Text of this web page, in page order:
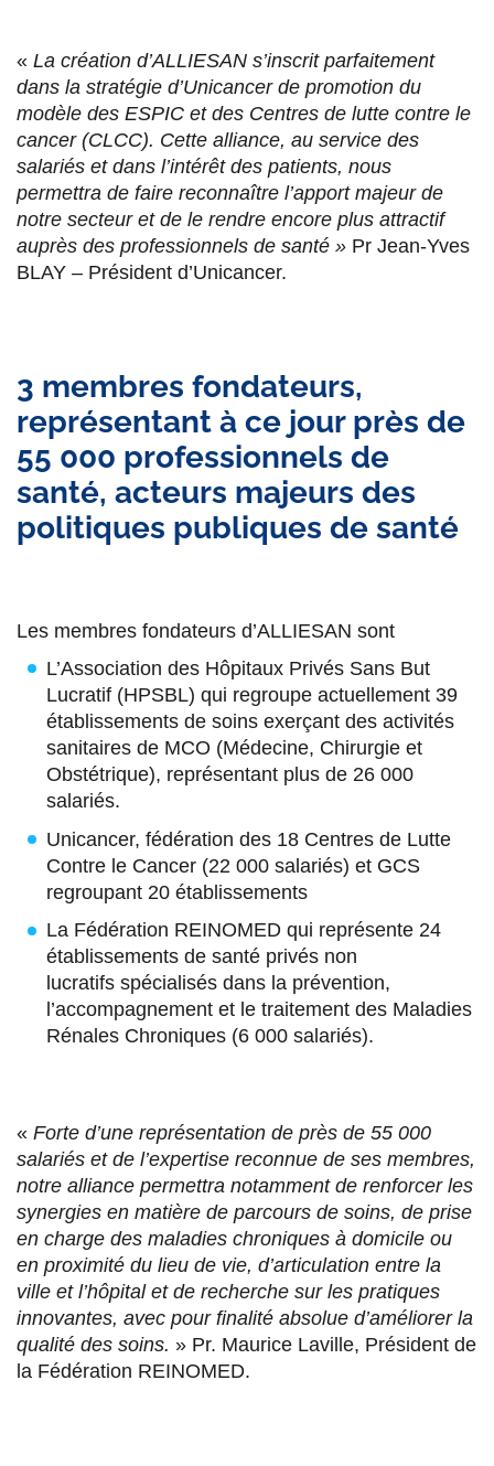
« La création d’ALLIESAN s’inscrit parfaitement
dans la stratégie d’Unicancer de promotion du
modèle des ESPIC et des Centres de lutte contre le
cancer (CLCC). Cette alliance, au service des
salariés et dans l’intérêt des patients, nous
permettra de faire reconnaître l’apport majeur de
notre secteur et de le rendre encore plus attractif
auprès des professionnels de santé » Pr Jean-Yves
BLAY – Président d’Unicancer.
3 membres fondateurs,
représentant à ce jour près de
55 000 professionnels de
santé, acteurs majeurs des
politiques publiques de santé
Les membres fondateurs d’ALLIESAN sont
L’Association des Hôpitaux Privés Sans But
Lucratif (HPSBL) qui regroupe actuellement 39
établissements de soins exerçant des activités
sanitaires de MCO (Médecine, Chirurgie et
Obstétrique), représentant plus de 26 000
salariés.
Unicancer, fédération des 18 Centres de Lutte
Contre le Cancer (22 000 salariés) et GCS
regroupant 20 établissements
La Fédération REINOMED qui représente 24
établissements de santé privés non
lucratifs spécialisés dans la prévention,
l’accompagnement et le traitement des Maladies
Rénales Chroniques (6 000 salariés).
« Forte d’une représentation de près de 55 000
salariés et de l’expertise reconnue de ses membres,
notre alliance permettra notamment de renforcer les
synergies en matière de parcours de soins, de prise
en charge des maladies chroniques à domicile ou
en proximité du lieu de vie, d’articulation entre la
ville et l’hôpital et de recherche sur les pratiques
innovantes, avec pour finalité absolue d’améliorer la
qualité des soins. » Pr. Maurice Laville, Président de
la Fédération REINOMED.